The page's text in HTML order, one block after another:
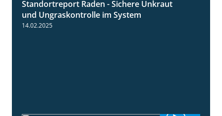
6:44
Standortreport Raden - Sichere Unkraut
und Ungraskontrolle im System
14.02.2025